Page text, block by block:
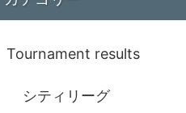
Tournament results
シティリーグ